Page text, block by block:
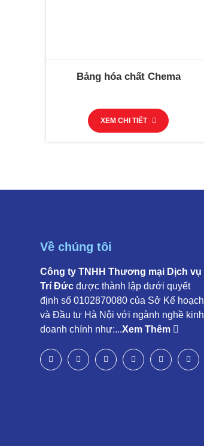
Bảng hóa chất Chema
XEM CHI TIẾT
Về chúng tôi
Công ty TNHH Thương mại Dịch vụ
Trí Đức được thành lập dưới quyết
định số 0102870080 của Sở Kế hoạch
và Đầu tư Hà Nội với ngành nghề kinh
doanh chính như:...Xem Thêm